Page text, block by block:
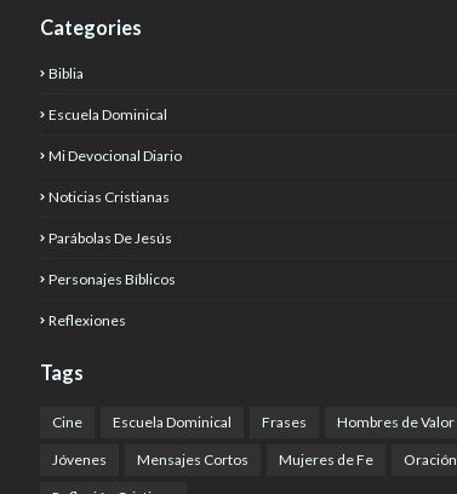
Categories
Biblia
Escuela Dominical
Mi Devocional Diario
Noticias Cristianas
Parábolas De Jesús
Personajes Bíblicos
Reflexiones
Tags
Cine Escuela Dominical Frases Hombres de Valor
Jóvenes Mensajes Cortos Mujeres de Fe Oración